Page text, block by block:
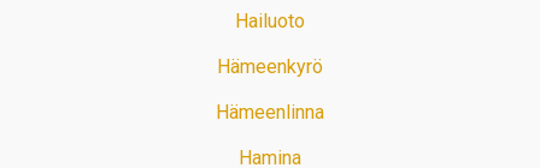
Hailuoto
Hämeenkyrö
Hämeenlinna
Hamina